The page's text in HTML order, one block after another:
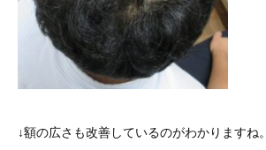
↓額の広さも改善しているのがわかりますね。